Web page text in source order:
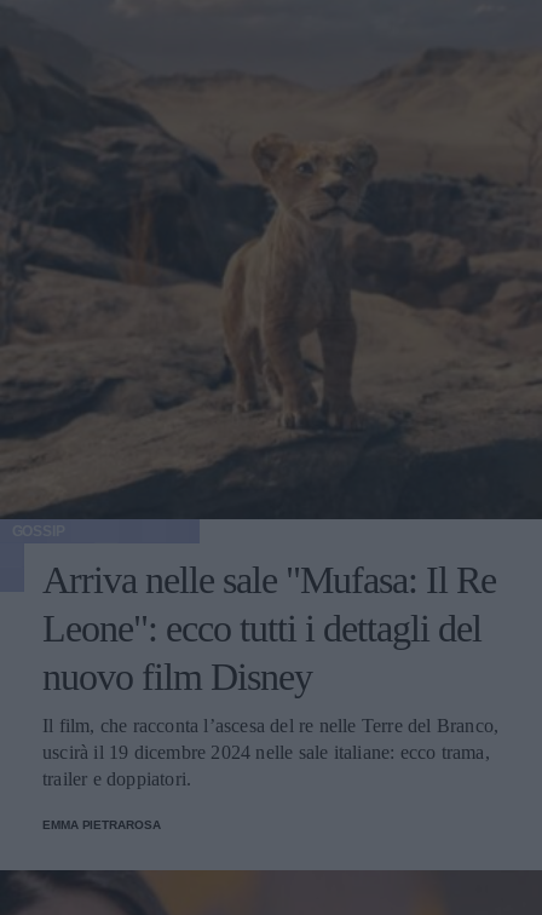
Arriva nelle sale "Mufasa: Il Re
Leone": ecco tutti i dettagli del
nuovo film Disney
Il film, che racconta l’ascesa del re nelle Terre del Branco,
uscirà il 19 dicembre 2024 nelle sale italiane: ecco trama,
trailer e doppiatori.
EMMA PIETRAROSA